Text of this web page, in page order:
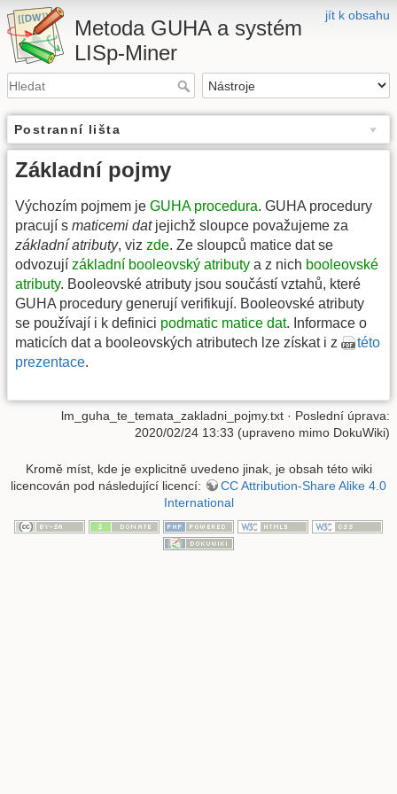
jít k obsahu
Metoda GUHA a systém
LISp-Miner
Postranní lišta
Základní pojmy
Výchozím pojmem je GUHA procedura. GUHA procedury
pracují s maticemi datjejichž sloupce považujeme za
základní atributy, viz zde. Ze sloupců matice dat se
odvozují základní booleovský atributy a z nich booleovské
atributy. Booleovské atributy jsou součástí vztahů, které
GUHA procedury generují verifikují. Booleovské atributy
se používají i k definici podmatic matice dat. Informace o
maticích dat a booleovských atributech lze získat i z
této
prezentace.
lm_guha_te_temata_zakladni_pojmy.txt · Poslední úprava:
2020/02/24 13:33 (upraveno mimo DokuWiki)
Kromě míst, kde je explicitně uvedeno jinak, je obsah této wiki
licencován pod následující licencí:
CC Attribution-Share Alike 4.0
International